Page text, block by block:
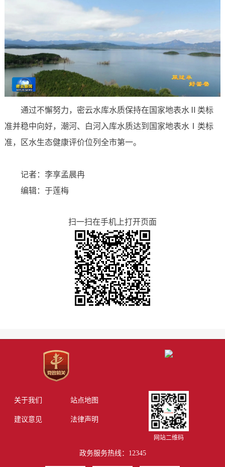
通过不懈努力，密云水库水质保持在国家地表水Ⅱ类标
准并稳中向好，潮河、白河入库水质达到国家地表水Ⅰ类标
准，区水生态健康评价位列全市第一。
记者：李享孟晨冉
编辑：于莲梅
扫一扫在手机上打开页面
关于我们 站点地图
建议意见 法律声明
网站二维码
政务服务热线：12345